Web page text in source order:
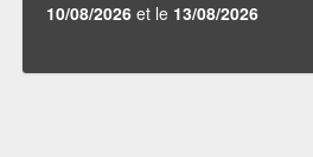
10/08/2026 et le 13/08/2026